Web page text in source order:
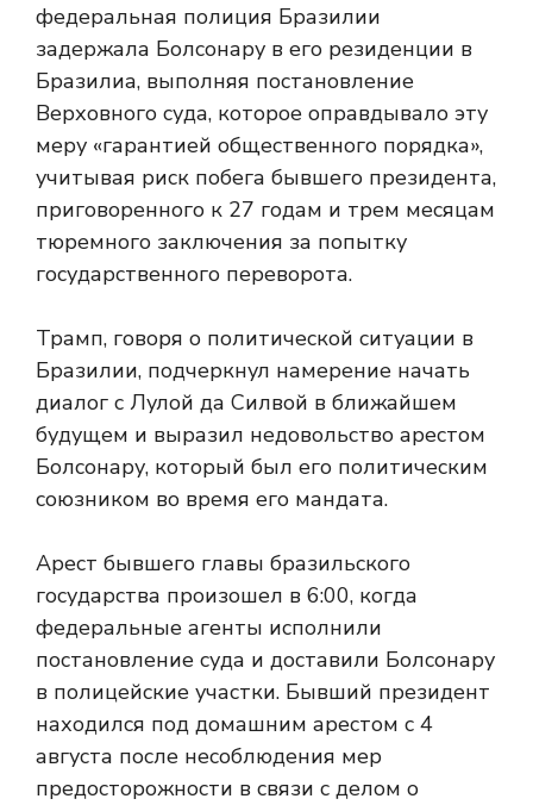
федеральная полиция Бразилии
задержала Болсонару в его резиденции в
Бразилиа, выполняя постановление
Верховного суда, которое оправдывало эту
меру «гарантией общественного порядка»,
учитывая риск побега бывшего президента,
приговоренного к 27 годам и трем месяцам
тюремного заключения за попытку
государственного переворота.
Трамп, говоря о политической ситуации в
Бразилии, подчеркнул намерение начать
диалог с Лулой да Силвой в ближайшем
будущем и выразил недовольство арестом
Болсонару, который был его политическим
союзником во время его мандата.
Арест бывшего главы бразильского
государства произошел в 6:00, когда
федеральные агенты исполнили
постановление суда и доставили Болсонару
в полицейские участки. Бывший президент
находился под домашним арестом с 4
августа после несоблюдения мер
предосторожности в связи с делом о